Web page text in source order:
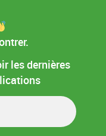
les dernières